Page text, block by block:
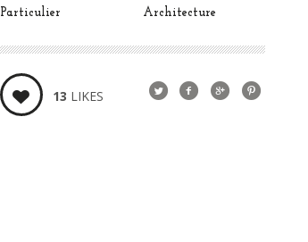
Particulier Architecture
13 LIKES